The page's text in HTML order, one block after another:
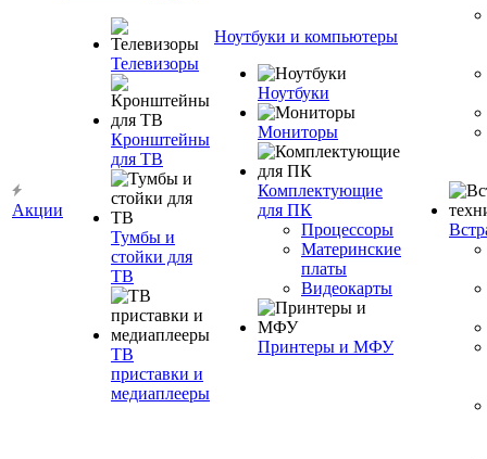
Акции
Телевизоры
Кронштейны
для ТВ
Тумбы и
стойки для
ТВ
ТВ
приставки и
медиаплееры
Ноутбуки и компьютеры
Ноутбуки
Мониторы
Комплектующие
для ПК
Процессоры
Материнские
платы
Видеокарты
Принтеры и МФУ